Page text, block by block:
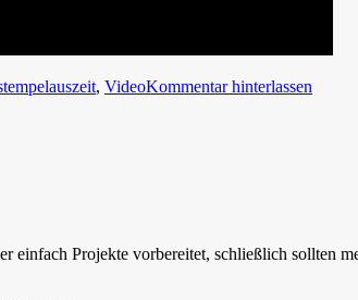
, VideoKommentar hinterlassen
einfach Projekte vorbereitet, schließlich sollten